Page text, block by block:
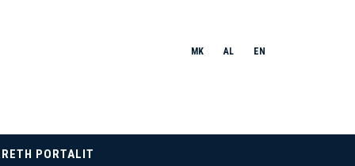
MK AL EN
PORTALIT